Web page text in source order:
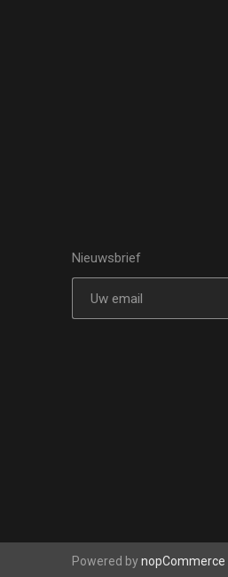
Nieuwsbrief
Powered bynopCommerce